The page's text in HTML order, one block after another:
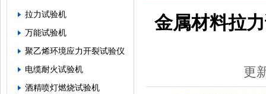
拉力试验机
万能试验机
聚乙烯环境应力开裂试验仪
电缆耐火试验机
酒精喷灯燃烧试验机
金属材料拉
更